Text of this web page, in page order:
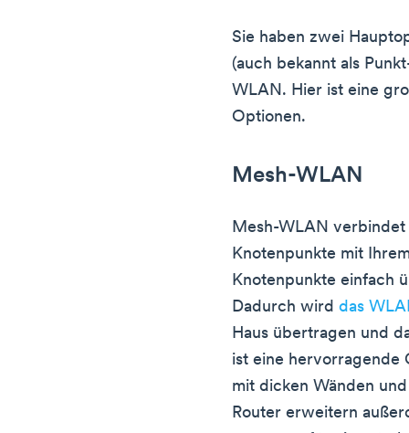
Sie haben zwei
(auch bekannt als
WLAN. Hier ist eine
Optionen.
Mesh-WLAN
Mesh-WLAN
Knotenpunkte mit
Knotenpunkte einfach
Dadurch wirddas
Haus übertragen und
ist eine hervorragende
mit dicken Wänden
Router erweitern